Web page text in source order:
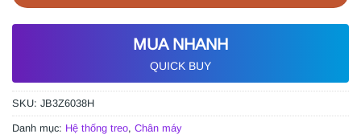
MUA NHANH
QUICK BUY
SKU: JB3Z6038H
Danh mục: Hệ thống treo, Chân máy